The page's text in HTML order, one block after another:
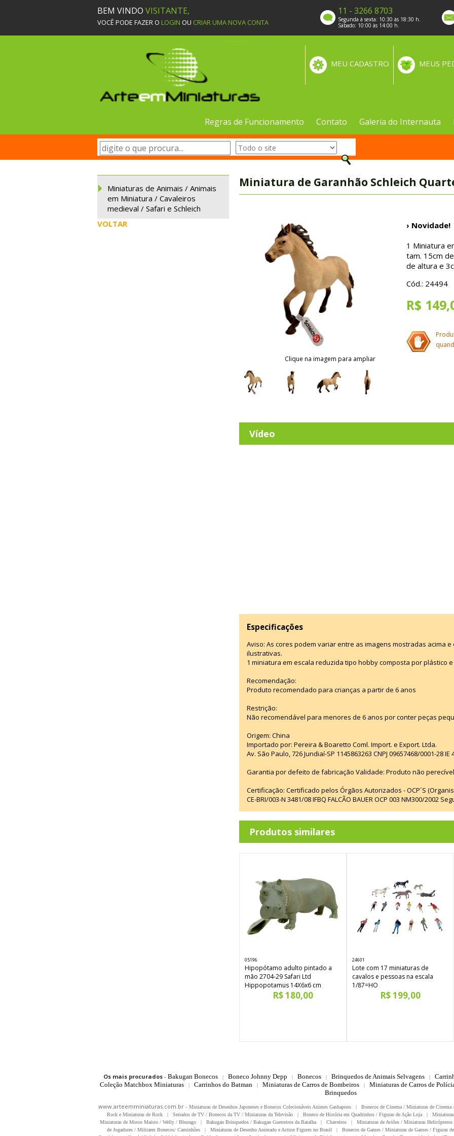
BEM VINDO VISITANTE,
VOCÊ PODE FAZER O LOGIN OU CRIAR UMA NOVA CONTA
11 - 3266 8703
Segunda à sexta: 10:30 às 18:30 h.
Sábado: 10:00 às 14:00 h.
MEUS
MEU CADASTRO
Regras de Funcionamento Contato Galeria do Internauta
Miniaturas de Animais / Animais
em Miniatura / Cavaleiros
medieval / Safari e Schleich
VOLTAR
Miniatura de Garanhão Schleich
Clique na imagem para ampliar
› Novidade!
1 Miniatura
tam. 15cm
de altura e
Cód.: 24494
R$
Vídeo
Especificações
Aviso: As cores podem variar entre as imagens mostradas acima
ilustrativas.
1 miniatura em escala reduzida tipo hobby composta por plástico
Recomendação:
Produto recomendado para crianças a partir de 6 anos
Restrição:
Não recomendável para menores de 6 anos por conter peças
Origem: China
Importado por: Pereira & Boaretto Coml. Import. e Export. Ltda.
Av. São Paulo, 726 Jundiaí-SP 1145863263 CNPJ 09657468/0001-28 IE
Garantia por defeito de fabricação Validade: Produto não
Certificação: Certificado pelos Órgãos Autorizados - OCP´S
CE-BRI/003-N 3481/08 IFBQ FALCÃO BAUER OCP 003 NM300/2002
Produtos similares
05196
Hipopótamo adulto pintado a
mão 2704-29 Safari Ltd
Hippopotamus 14X6x6 cm
R$ 180,00
24601
Lote com 17 miniaturas de
cavalos e pessoas na escala
1/87=HO
R$ 199,00
Os mais procurados- Bakugan Bonecos | Boneco Johnny Depp | Bonecos | Brinquedos de Animais Selvagens |
Coleção Matchbox Miniaturas
| Carrinhos do Batman | Miniaturas de Carros de Bombeiros | Miniaturas de Carros de
Brinquedos
www.arteemminiaturas.com.br - Miniaturas de Desenhos Japoneses e Bonecos Colecionáveis Animes Gashapons | Bonecos de Cinema / Miniaturas de Cinema
Rock e Miniaturas de Rock
| Seriados de TV / Bonecos da TV / Miniaturas da Televisão | Boneco de História em Quadrinhos / Figuras de Ação Loja |
Miniaturas de Motos Maisto / Welly / Bburago
| Bakugan Brinquedos / Bakugan Guerreiros da Batalha | Chaveiros | Miniaturas de Aviões / Miniaturas Helicópteros
de Jogadores / Militares Bonecos/ Caminhões
| Miniaturas de Desenho Animado e Action Figures no Brasil | Bonecos de Games / Miniaturas de Games / Figuras